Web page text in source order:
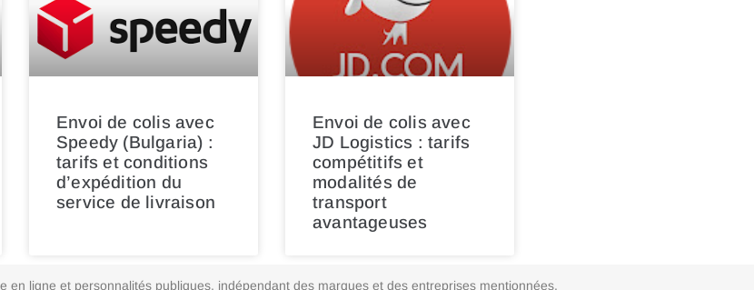
Envoi de colis avec
Speedy (Bulgaria) :
tarifs et conditions
d’expédition du
service de livraison
Envoi de colis avec
JD Logistics : tarifs
compétitifs et
modalités de
transport
avantageuses
en ligne et personnalités publiques, indépendant des marques et des entreprises mentionnées.